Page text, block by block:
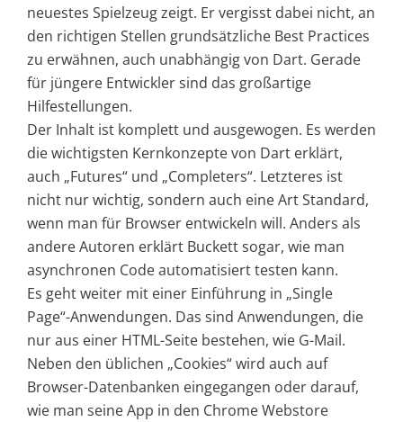
neuestes Spielzeug zeigt. Er vergisst dabei nicht, an
den richtigen Stellen grundsätzliche Best Practices
zu erwähnen, auch unabhängig von Dart. Gerade
für jüngere Entwickler sind das großartige
Hilfestellungen.
Der Inhalt ist komplett und ausgewogen. Es werden
die wichtigsten Kernkonzepte von Dart erklärt,
auch „Futures“ und „Completers“. Letzteres ist
nicht nur wichtig, sondern auch eine Art Standard,
wenn man für Browser entwickeln will. Anders als
andere Autoren erklärt Buckett sogar, wie man
asynchronen Code automatisiert testen kann.
Es geht weiter mit einer Einführung in „Single
Page“-Anwendungen. Das sind Anwendungen, die
nur aus einer HTML-Seite bestehen, wie G-Mail.
Neben den üblichen „Cookies“ wird auch auf
Browser-Datenbanken eingegangen oder darauf,
wie man seine App in den Chrome Webstore